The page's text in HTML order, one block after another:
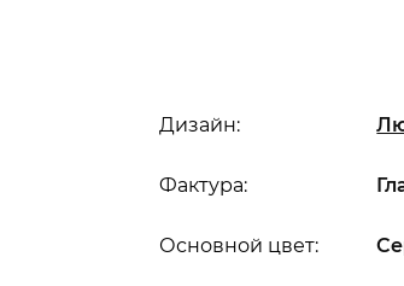
Основной цвет:
Дизайн:
Фактура: